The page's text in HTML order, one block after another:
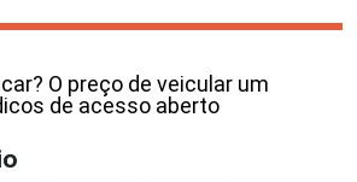
O preço de veicular um
de acesso aberto